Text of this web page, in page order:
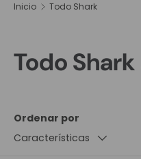
Inicio Todo Shark
Todo Shark
Ordenar por
Características